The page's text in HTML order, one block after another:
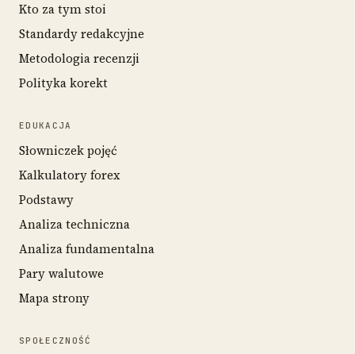
Kto za tym stoi
Standardy redakcyjne
Metodologia recenzji
Polityka korekt
EDUKACJA
Słowniczek pojęć
Kalkulatory forex
Podstawy
Analiza techniczna
Analiza fundamentalna
Pary walutowe
Mapa strony
SPOŁECZNOŚĆ